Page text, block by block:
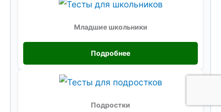
Младшие школьники
Подробнее
Подростки